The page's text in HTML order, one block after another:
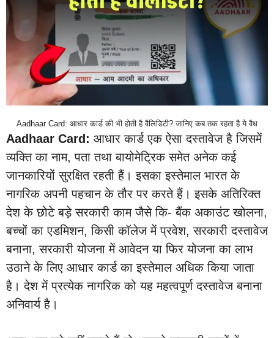
Aadhaar Card: आधार कार्ड की भी होती है वैलिडिटी? जानिए कब तक रहता है ये वैध
Aadhaar Card: आधार कार्ड एक ऐसा दस्तावेज है जिसमें
व्यक्ति का नाम, पता तथा बायोमेट्रिक समेत अनेक कई
जानकारियों सुरक्षित रहती हैं। इसका इस्तेमाल भारत के
नागरिक अपनी पहचान के तौर पर करते हैं। इसके अतिरिक्त
देश के छोटे बड़े सरकारी काम जैसे कि- बैंक अकाउंट खोलना,
बच्चों का एडमिशन, किसी कॉलेज में प्रवेश, सरकारी दस्तावेज
बनाना, सरकारी योजना में आवेदन या फिर योजना का लाभ
उठाने के लिए आधार कार्ड का इस्तेमाल अधिक किया जाता
है। देश में प्रत्येक नागरिक को यह महत्वपूर्ण दस्तावेज बनाना
अनिवार्य है।